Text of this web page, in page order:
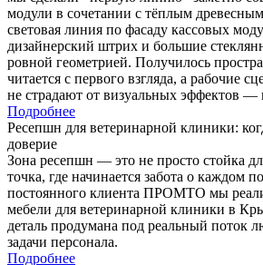
модули в сочетании с тёплым
световая линия по фасаду кассовых
дизайнерский штрих и большие
ровной геометрией. Получилось
читается с первого взгляда, а рабочие
не страдают от визуальных эффектов —
Подробнее
Ресепшн для ветеринарной клиники:
доверие
Зона ресепшн — это не просто стойка
точка, где начинается забота о каждом
постоянного клиента ПРОМТО мы
мебели для ветеринарной клиники в
деталь продумана под реальный поток
задачи персонала.
Подробнее